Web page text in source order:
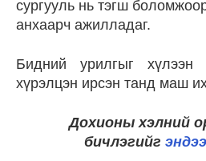
сургууль нь тэгш
анхаарч ажилладаг.
Бидний урилгыг
хүрэлцэн ирсэн танд маш
Дохионы хэлний
бичлэгийг